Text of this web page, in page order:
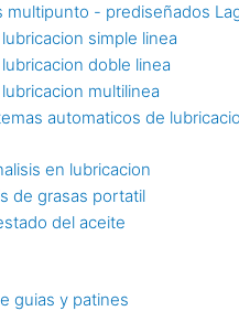
multipunto - prediseñados
simple linea
doble linea
multilinea
automaticos de
en lubricacion
de grasas portatil
del aceite
guias y patines